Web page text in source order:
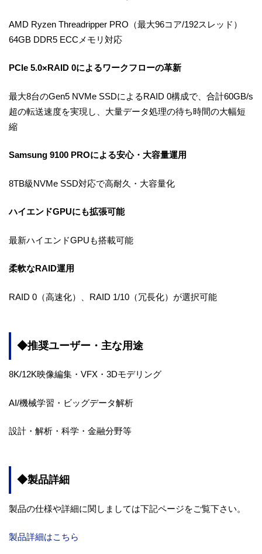
AMD Ryzen Threadripper PRO（最大96コア/192スレッド）
64GB DDR5 ECCメモリ対応
PCIe 5.0×RAID 0によるワークフローの革新
最大8台のGen5 NVMe SSDによるRAID 0構成で、合計60GB/s
超の転送速度を実現し、大量データ処理の待ち時間の大幅短
縮
Samsung 9100 PROによる安心・大容量運用
8TB級NVMe SSD対応で高耐久・大容量化
ハイエンドGPUにも拡張可能
最新ハイエンドGPUも搭載可能
柔軟なRAID運用
RAID 0（高速化）、RAID 1/10（冗長化）が選択可能
◆推奨ユーザー・主な用途
8K/12K映像編集・VFX・3Dモデリング
AI/機械学習・ビッグデータ解析
設計・解析・科学・金融分野等
◆製品詳細
製品の仕様や詳細に関しましては下記ページをご覧下さい。
製品詳細はこちら